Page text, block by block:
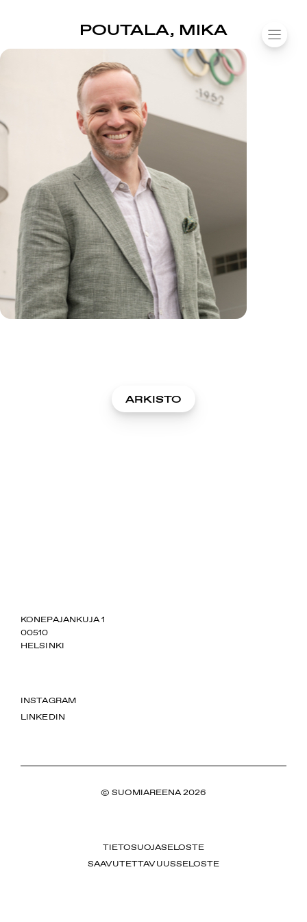
sisältöön
POUTALA, MIKA
ARKISTO
SUOMIAREENA
KONEPAJANKUJA 1
00510
HELSINKI
INSTAGRAM
LINKEDIN
© SUOMIAREENA 2026
TIETOSUOJASELOSTE
SAAVUTETTAVUUSSELOSTE